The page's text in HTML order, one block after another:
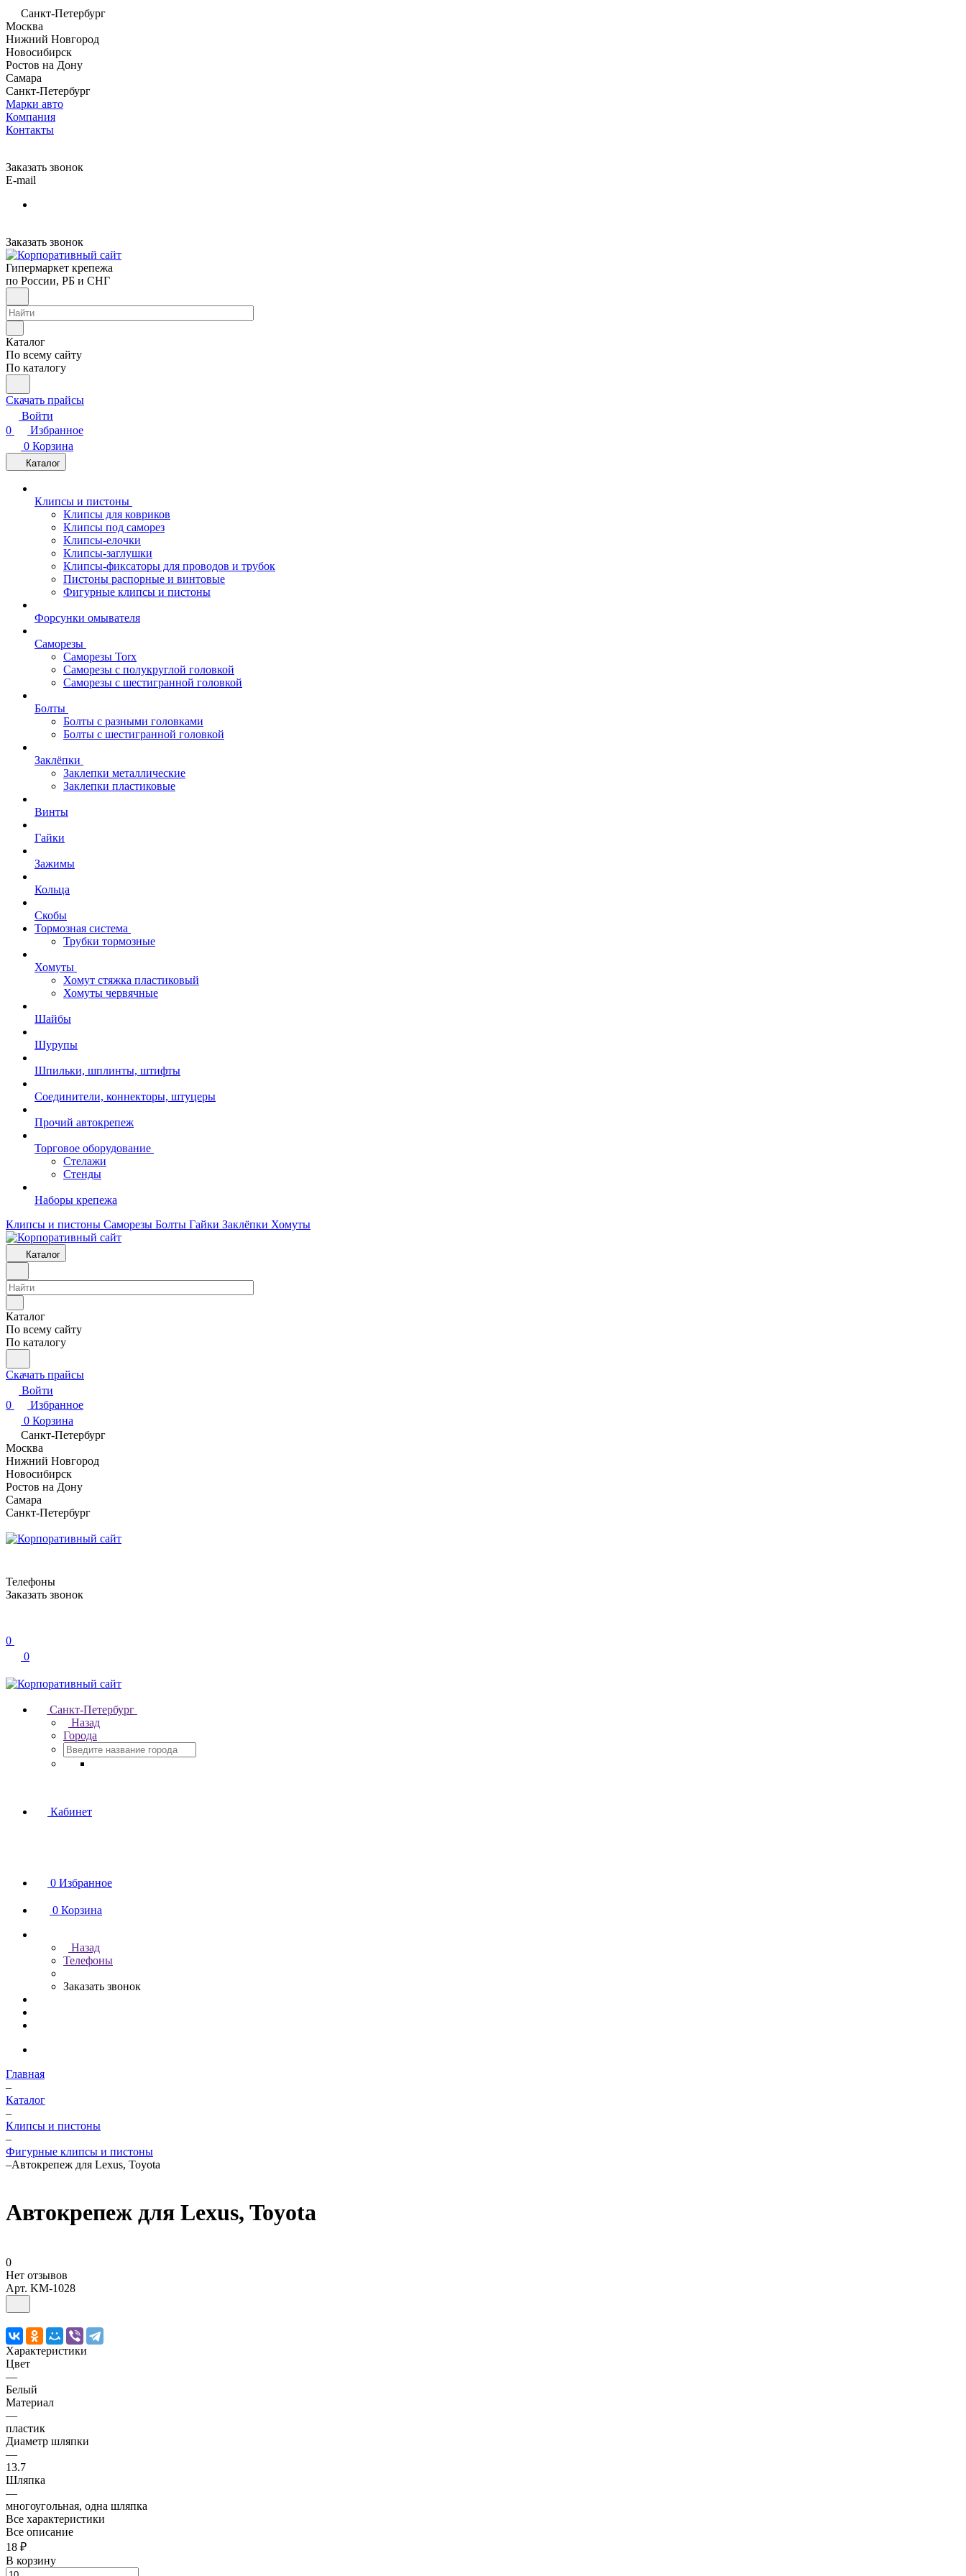
Санкт-Петербург
Москва
Нижний Новгород
Новосибирск
Ростов на Дону
Самара
Санкт-Петербург
Марки авто
Компания
Контакты
Заказать звонок
E-mail
Заказать звонок
Гипермаркет крепежа
по России, РБ и СНГ
Каталог
По всему сайту
По каталогу
Скачать прайсы
Войти
0
Избранное
0 Корзина
Каталог
Клипсы и пистоны
Клипсы для ковриков
Клипсы под саморез
Клипсы-елочки
Клипсы-заглушки
Клипсы-фиксаторы для проводов и трубок
Пистоны распорные и винтовые
Фигурные клипсы и пистоны
Форсунки омывателя
Саморезы
Саморезы Torx
Саморезы с полукруглой головкой
Саморезы с шестигранной головкой
Болты
Болты с разными головками
Болты с шестигранной головкой
Заклёпки
Заклепки металлические
Заклепки пластиковые
Винты
Гайки
Зажимы
Кольца
Скобы
Тормозная система
Трубки тормозные
Хомуты
Хомут стяжка пластиковый
Хомуты червячные
Шайбы
Шурупы
Шпильки, шплинты, штифты
Соединители, коннекторы, штуцеры
Прочий автокрепеж
Торговое оборудование
Стелажи
Стенды
Наборы крепежа
Клипсы и пистоны Саморезы Болты Гайки Заклёпки Хомуты
Каталог
Каталог
По всему сайту
По каталогу
Скачать прайсы
Войти
0
Избранное
0 Корзина
Санкт-Петербург
Москва
Нижний Новгород
Новосибирск
Ростов на Дону
Самара
Санкт-Петербург
Телефоны
Заказать звонок
0
0
Санкт-Петербург
Назад
Города
Кабинет
0 Избранное
0 Корзина
Назад
Телефоны
Заказать звонок
Главная
–
Каталог
–
Клипсы и пистоны
–
Фигурные клипсы и пистоны
–Автокрепеж для Lexus, Toyota
Автокрепеж для Lexus, Toyota
0
Нет отзывов
Арт. KM-1028
Характеристики
Цвет
—
Белый
Материал
—
пластик
Диаметр шляпки
—
13.7
Шляпка
—
многоугольная, одна шляпка
Все характеристики
Все описание
18 ₽
В корзину